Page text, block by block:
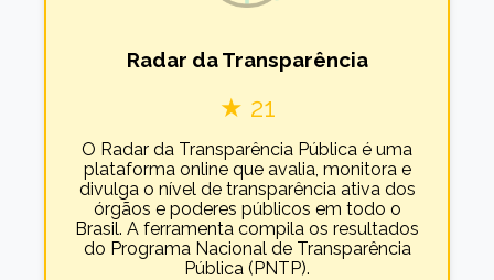
Radar da Transparência
★ 21
O Radar da Transparência Pública é uma
plataforma online que avalia, monitora e
divulga o nível de transparência ativa dos
órgãos e poderes públicos em todo o
Brasil. A ferramenta compila os resultados
do Programa Nacional de Transparência
Pública (PNTP).